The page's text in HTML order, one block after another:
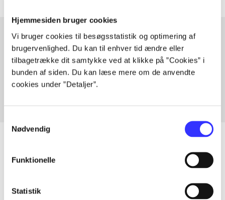
Hjemmesiden bruger cookies
Vi bruger cookies til besøgsstatistik og optimering af
brugervenlighed. Du kan til enhver tid ændre eller
tilbagetrække dit samtykke ved at klikke på ”Cookies” i
bunden af siden. Du kan læse mere om de anvendte
cookies under ”Detaljer”.
Nødvendig
Funktionelle
Statistik
Artikler med samme emner
Fra